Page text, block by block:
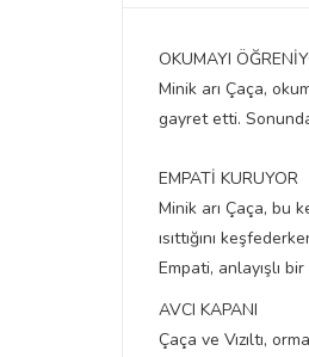
OKUMAYI
Minik arı Çaça,
gayret etti. Sonunda
EMPATİ KURUYOR
Minik arı Çaça, bu
ısıttığını
Empati, anlayışlı
AVCI KAPANI
Çaça ve Vızıltı,